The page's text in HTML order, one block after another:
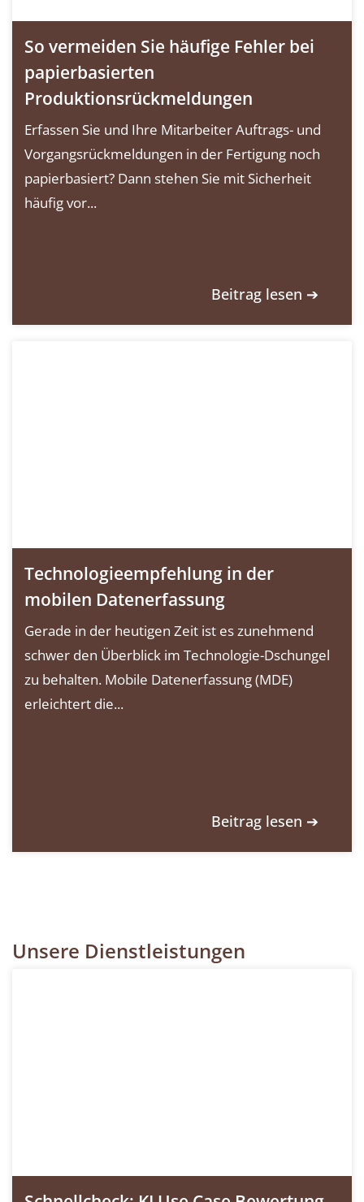
So vermeiden Sie häufige Fehler bei
papierbasierten
Produktionsrückmeldungen
Erfassen Sie und Ihre Mitarbeiter Auftrags- und
Vorgangsrückmeldungen in der Fertigung noch
papierbasiert? Dann stehen Sie mit Sicherheit
häufig vor...
Beitrag lesen ➔
Technologieempfehlung in der
mobilen Datenerfassung
Gerade in der heutigen Zeit ist es zunehmend
schwer den Überblick im Technologie-Dschungel
zu behalten. Mobile Datenerfassung (MDE)
erleichtert die...
Beitrag lesen ➔
Unsere Dienstleistungen